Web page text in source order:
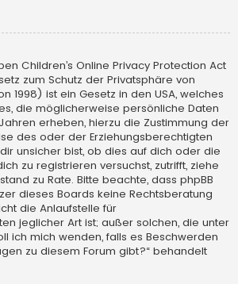
Children’s Online Privacy Protection Act
zum Schutz der Privatsphäre von
1998) ist ein Gesetz in den USA, welches
die möglicherweise persönliche Daten
erheben, hierzu die Zustimmung der
des oder der Erziehungsberechtigten
unsicher bist, ob dies auf dich oder die
zu registrieren versuchst, zutrifft, ziehe
zu Rate. Bitte beachte, dass phpBB
dieses Boards keine Rechtsberatung
die Anlaufstelle für
jeglicher Art ist; außer solchen, die unter
ich mich wenden, falls es Beschwerden
zu diesem Forum gibt?“ behandelt